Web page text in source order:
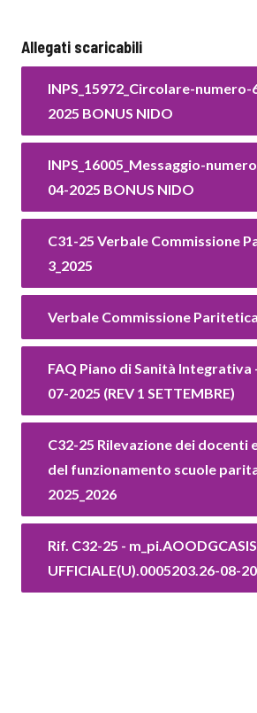
Allegati scaricabili
INPS_15972_Circolare-
2025 BONUS NIDO
INPS_16005_Messaggio-
04-2025 BONUS NIDO
C31-25 Verbale Commissione
3_2025
Verbale Commissione
FAQ Piano di Sanità Integrativa
07-2025 (REV 1 SETTEMBRE)
C32-25 Rilevazione dei docenti
del funzionamento scuole
2025_2026
Rif. C32-25 -
UFFICIALE(U).0005203.26-08-